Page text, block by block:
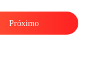
Próximo